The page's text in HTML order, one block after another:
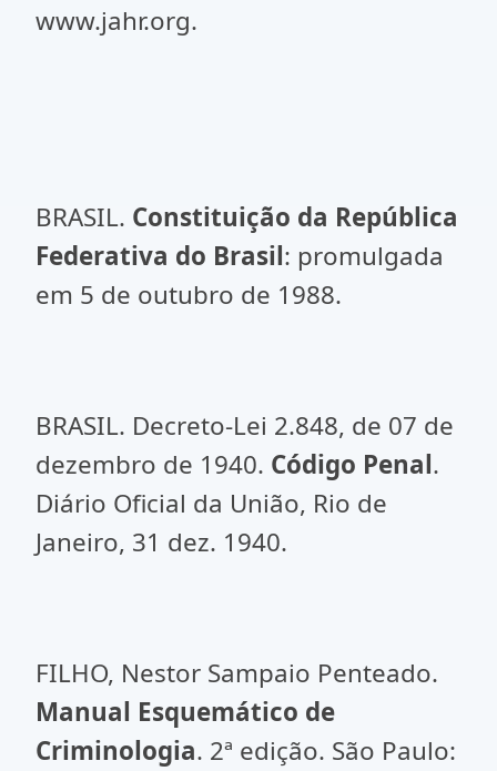
www.jahr.org.
BRASIL. Constituição da República
Federativa do Brasil: promulgada
em 5 de outubro de 1988.
BRASIL. Decreto-Lei 2.848, de 07 de
dezembro de 1940. Código Penal.
Diário Oficial da União, Rio de
Janeiro, 31 dez. 1940.
FILHO, Nestor Sampaio Penteado.
Manual Esquemático de
Criminologia. 2ª edição. São Paulo: